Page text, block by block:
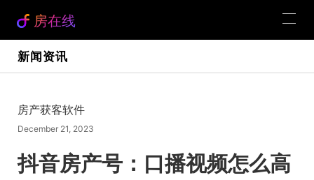
房在线
新闻资讯
房产获客软件
December 21, 2023
抖音房产号：口播视频怎么高